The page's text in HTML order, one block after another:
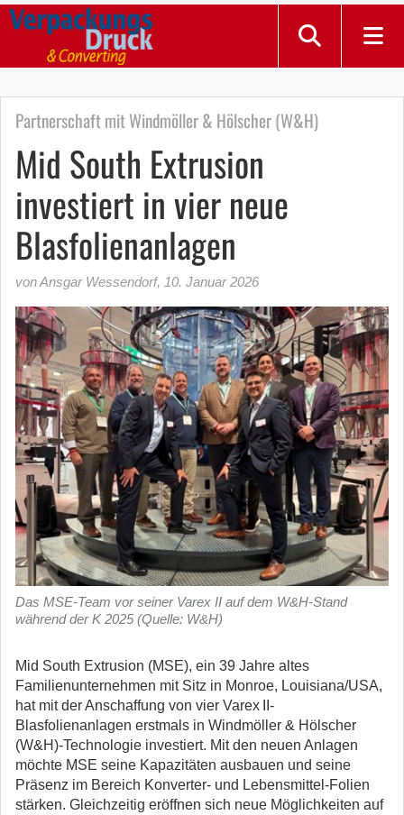
Partnerschaft mit Windmöller & Hölscher (W&H)
Mid South Extrusion
investiert in vier neue
Blasfolienanlagen
von Ansgar Wessendorf, 10. Januar 2026
Das MSE-Team vor seiner Varex II auf dem W&H-Stand
während der K 2025 (Quelle: W&H)
Mid South Extrusion (MSE), ein 39 Jahre altes
Familienunternehmen mit Sitz in Monroe, Louisiana/USA,
hat mit der Anschaffung von vier Varex II-
Blasfolienanlagen erstmals in Windmöller & Hölscher
(W&H)-Technologie investiert. Mit den neuen Anlagen
möchte MSE seine Kapazitäten ausbauen und seine
Präsenz im Bereich Konverter- und Lebensmittel-Folien
stärken. Gleichzeitig eröffnen sich neue Möglichkeiten auf